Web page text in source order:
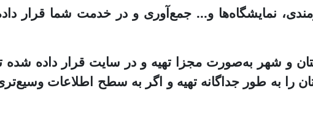
نمایشگاه‌ها و... جمع‌آوری و در خدمت شما قرار
و شهر به‌صورت مجزا تهیه و در سایت قرار داده شده
را به طور جداگانه تهیه و اگر به سطح اطلاعات